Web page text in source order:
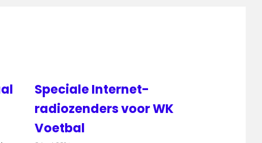
Speciale Internet-
radiozenders voor WK
Voetbal